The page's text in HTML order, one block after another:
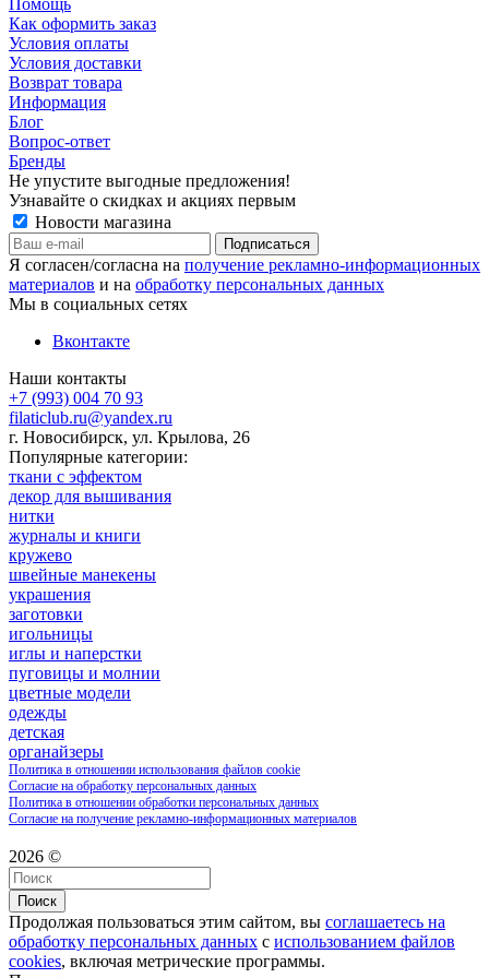
Помощь
Как оформить заказ
Условия оплаты
Условия доставки
Возврат товара
Информация
Блог
Вопрос-ответ
Бренды
Не упустите выгодные предложения!
Узнавайте о скидках и акциях первым
Новости магазина
Я согласен/согласна на получение рекламно-информационных
материалов и на обработку персональных данных
Мы в социальных сетях
Вконтакте
Наши контакты
+7 (993) 004 70 93
filaticlub.ru@yandex.ru
г. Новосибирск, ул. Крылова, 26
Популярные категории:
ткани с эффектом
декор для вышивания
нитки
журналы и книги
кружево
швейные манекены
украшения
заготовки
игольницы
иглы и наперстки
пуговицы и молнии
цветные модели
одежды
детская
органайзеры
Политика в отношении использования файлов cookie
Согласие на обработку персональных данных
Политика в отношении обработки персональных данных
Согласие на получение рекламно-информационных материалов
2026 ©
Поиск
Продолжая пользоваться этим сайтом, вы соглашаетесь на
обработку персональных данных с использованием файлов
cookies, включая метрические программы.